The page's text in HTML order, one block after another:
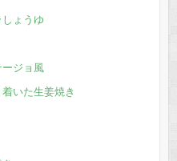
ょうゆ
ジョ風
いた生姜焼き